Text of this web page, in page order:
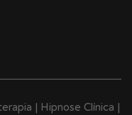
| Hipnose Clínica |